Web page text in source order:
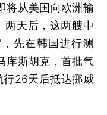
将从美国向欧洲输
两天后，这两艘中
先在韩国进行测
库斯胡克，首批气
26天后抵达挪威